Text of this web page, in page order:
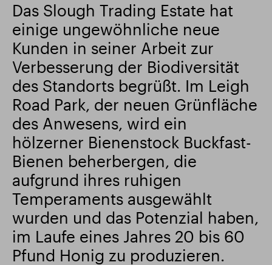
Intelligenter Park Responsible SEGRO
Das Slough Trading Estate hat
einige ungewöhnliche neue
Kunden in seiner Arbeit zur
Verbesserung der Biodiversität
des Standorts begrüßt. Im Leigh
Road Park, der neuen Grünfläche
des Anwesens, wird ein
hölzerner Bienenstock Buckfast-
Bienen beherbergen, die
aufgrund ihres ruhigen
Temperaments ausgewählt
wurden und das Potenzial haben,
im Laufe eines Jahres 20 bis 60
Pfund Honig zu produzieren.